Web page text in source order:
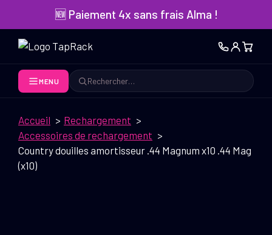
contenu
🆕 Paiement 4x sans frais Alma !
MENU
Rechercher
Accueil
Rechargement
Accessoires de rechargement
Country douilles amortisseur .44 Magnum x10 .44 Mag
(x10)